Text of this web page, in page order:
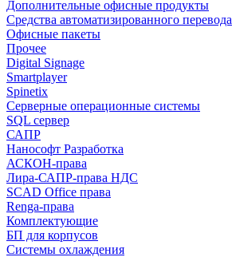
Дополнительные офисные продукты
Средства автоматизированного перевода
Офисные пакеты
Прочее
Digital Signage
Smartplayer
Spinetix
Серверные операционные системы
SQL сервер
САПР
Нанософт Разработка
АСКОН-права
Лира-САПР-права НДС
SCAD Office права
Renga-права
Комплектующие
БП для корпусов
Системы охлаждения